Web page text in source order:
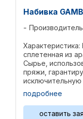
Набивка
Характеристика:
сплетенная из
Сырье,
пряжи,
и химическую
особенно при
температур.
процесса
подробнее
оставить